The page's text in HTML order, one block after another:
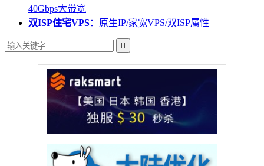
40Gbps大带宽
双ISP住宅VPS：原生IP/家宽VPS/双ISP属性
